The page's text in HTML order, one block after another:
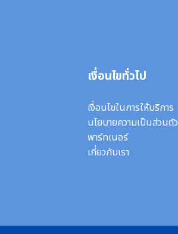
เงื่อนไขทั่วไป
เงื่อนไขในการให้บริการ
นโยบายความเป็นส่วนตัว
พาร์ทเนอร์
เกี่ยวกับเรา